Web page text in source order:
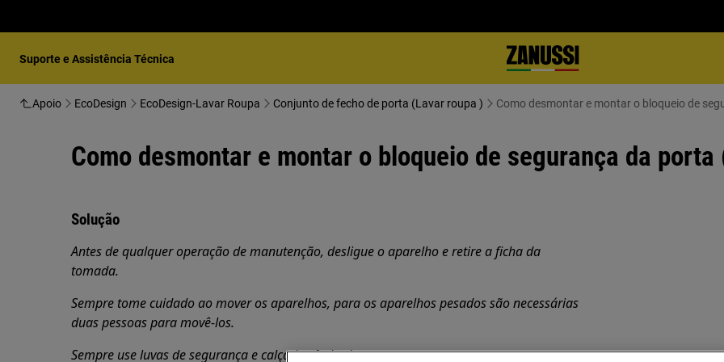
Suporte e Assistência Técnica
Apoio EcoDesign EcoDesign-Lavar Roupa Conjunto de fecho de porta (Lavar roupa ) Como desmontar e montar o bloqueio de
Como desmontar e montar o bloqueio de segurança da porta
Solução
Antes de qualquer operação de manutenção, desligue o aparelho e retire a ficha da
tomada.
Sempre tome cuidado ao mover os aparelhos, para os aparelhos pesados são necessárias
duas pessoas para movê-los.
Sempre use luvas de segurança e calçados fechados.